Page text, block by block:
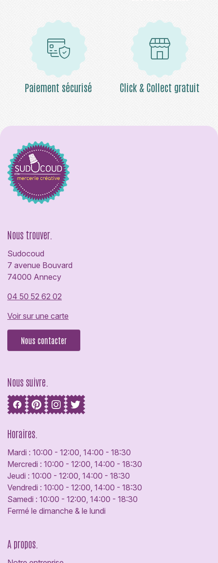
Paiement sécurisé Click & Collect gratuit
Nous trouver.
Sudocoud
7 avenue Bouvard
74000 Annecy
04 50 52 62 02
Voir sur une carte
Nous contacter
Nous suivre.
Horaires.
Mardi : 10:00 - 12:00, 14:00 - 18:30
Mercredi : 10:00 - 12:00, 14:00 - 18:30
Jeudi : 10:00 - 12:00, 14:00 - 18:30
Vendredi : 10:00 - 12:00, 14:00 - 18:30
Samedi : 10:00 - 12:00, 14:00 - 18:30
Fermé le dimanche & le lundi
A propos.